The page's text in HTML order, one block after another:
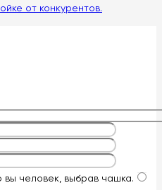
от конкурентов.
вы человек, выбрав чашка.